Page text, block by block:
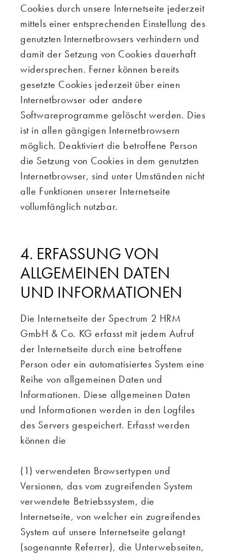
Cookies durch unsere Internetseite jederzeit
mittels einer entsprechenden Einstellung des
genutzten Internetbrowsers verhindern und
damit der Setzung von Cookies dauerhaft
widersprechen. Ferner können bereits
gesetzte Cookies jederzeit über einen
Internetbrowser oder andere
Softwareprogramme gelöscht werden. Dies
ist in allen gängigen Internetbrowsern
möglich. Deaktiviert die betroffene Person
die Setzung von Cookies in dem genutzten
Internetbrowser, sind unter Umständen nicht
alle Funktionen unserer Internetseite
vollumfänglich nutzbar.
4. ERFASSUNG VON
ALLGEMEINEN DATEN
UND INFORMATIONEN
Die Internetseite der Spectrum 2 HRM
GmbH & Co. KG erfasst mit jedem Aufruf
der Internetseite durch eine betroffene
Person oder ein automatisiertes System eine
Reihe von allgemeinen Daten und
Informationen. Diese allgemeinen Daten
und Informationen werden in den Logfiles
des Servers gespeichert. Erfasst werden
können die
(1) verwendeten Browsertypen und
Versionen, das vom zugreifenden System
verwendete Betriebssystem, die
Internetseite, von welcher ein zugreifendes
System auf unsere Internetseite gelangt
(sogenannte Referrer), die Unterwebseiten,